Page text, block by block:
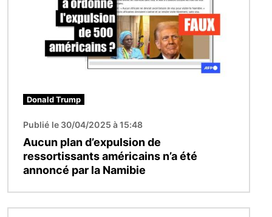
Donald Trump
Publié le 30/04/2025 à 15:48
Aucun plan d’expulsion de
ressortissants américains n’a été
annoncé par la Namibie